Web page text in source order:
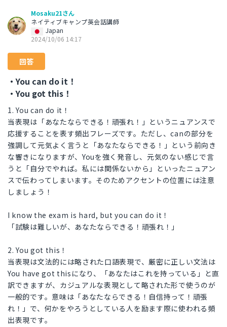
Mosaku21さん
ネイティブキャンプ英会話講師
Japan
2024/10/06 14:17
回答
・You can do it！
・You got this！
1. You can do it！
当表現は「あなたならできる！頑張れ！」というニュアンスで
応援することを表す頻出フレーズです。ただし、canの部分を
強調して元気よく言うと「あなたならできる！」という前向き
な響きになりますが、Youを強く発音し、元気のない感じで言
うと「自分でやれば。私には関係ないから」といったニュアン
スで伝わってしまいます。そのためアクセントの位置には注意
しましょう！
I know the exam is hard, but you can do it！
「試験は難しいが、あなたならできる！頑張れ！」
2. You got this！
当表現は文法的には略された口語表現で、厳密に正しい文法は
You have got thisになり、「あなたはこれを持っている」と直
訳できますが、カジュアルな表現として略された形で使うのが
一般的です。意味は「あなたならできる！自信持って！頑張
れ！」で、何かをやろうとしている人を励ます際に使われる頻
出表現です。